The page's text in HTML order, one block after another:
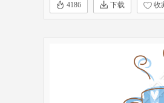
4186 下载 收